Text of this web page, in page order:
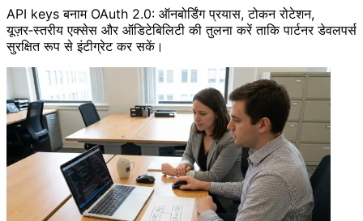
API keys बनाम OAuth 2.0: ऑनबोर्डिंग प्रयास, टोकन रोटेशन,
यूज़र‑स्तरीय एक्सेस और ऑडिटेबिलिटी की तुलना करें ताकि पार्टनर डेवलपर्स
सुरक्षित रूप से इंटीग्रेट कर सकें।